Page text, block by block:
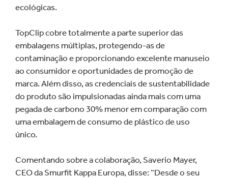
ecológicas.
TopClip cobre totalmente a parte superior das
embalagens múltiplas, protegendo-as de
contaminação e proporcionando excelente manuseio
ao consumidor e oportunidades de promoção de
marca. Além disso, as credenciais de sustentabilidade
do produto são impulsionadas ainda mais com uma
pegada de carbono 30% menor em comparação com
uma embalagem de consumo de plástico de uso
único.
Comentando sobre a colaboração, Saverio Mayer,
CEO da Smurfit Kappa Europa, disse: “Desde o seu